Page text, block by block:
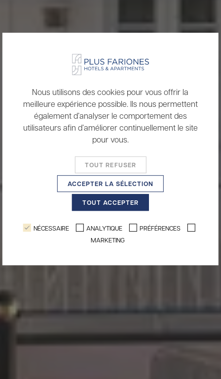
Nous utilisons des cookies pour vous offrir la
meilleure expérience possible. Ils nous permettent
également d’analyser le comportement des
utilisateurs afin d’améliorer continuellement le site
pour vous.
TOUT REFUSER
ACCEPTER LA SÉLECTION
TOUT ACCEPTER
NÉCESSAIRE ANALYTIQUE
PRÉFÉRENCES
MARKETING